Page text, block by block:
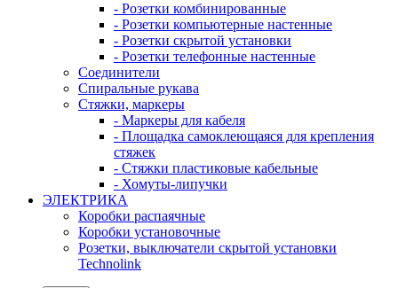
- Розетки комбинированные
- Розетки компьютерные настенные
- Розетки скрытой установки
- Розетки телефонные настенные
Соединители
Спиральные рукава
Стяжки, маркеры
- Маркеры для кабеля
- Площадка самоклеющаяся для крепления
стяжек
- Стяжки пластиковые кабельные
- Хомуты-липучки
ЭЛЕКТРИКА
Коробки распаячные
Коробки установочные
Розетки, выключатели скрытой установки
Technolink